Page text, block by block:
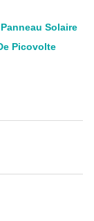
Solaire
Picovolte